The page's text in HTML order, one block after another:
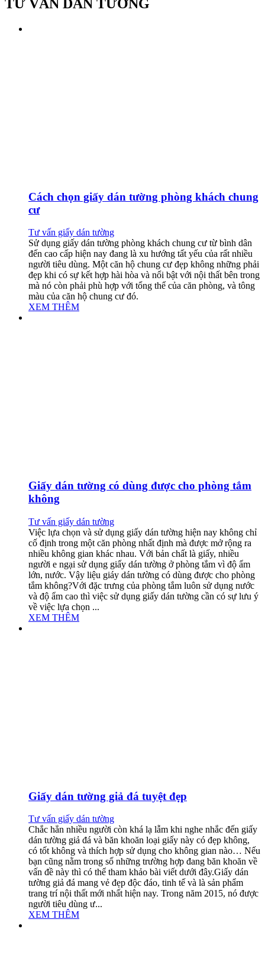
TƯ VẤN DÁN TƯỜNG
Cách chọn giấy dán tường phòng khách chung
cư
Tư vấn giấy dán tường
Sử dụng giấy dán tường phòng khách chung cư từ bình dân
đến cao cấp hiện nay đang là xu hướng tất yếu của rất nhiều
người tiêu dùng. Một căn hộ chung cư đẹp không những phải
đẹp khi có sự kết hợp hài hòa và nổi bật với nội thất bên trong
mà nó còn phải phù hợp với tổng thể của căn phòng, và tông
màu của căn hộ chung cư đó.
XEM THÊM
Giấy dán tường có dùng được cho phòng tắm
không
Tư vấn giấy dán tường
Việc lựa chọn và sử dụng giấy dán tường hiện nay không chỉ
cố định trong một căn phòng nhất định mà được mở rộng ra
nhiều không gian khác nhau. Với bản chất là giấy, nhiều
người e ngại sử dụng giấy dán tường ở phòng tắm vì độ ẩm
lớn, nước. Vậy liệu giáy dán tường có dùng được cho phòng
tắm không?Với đặc trưng của phòng tắm luôn sử dụng nước
và độ ẩm cao thì việc sử dụng giấy dán tường cần có sự lưu ý
về việc lựa chọn ...
XEM THÊM
Giấy dán tường giả đá tuyệt đẹp
Tư vấn giấy dán tường
Chắc hẳn nhiều người còn khá lạ lẫm khi nghe nhắc đến giấy
dán tường giả đá và băn khoăn loại giấy này có đẹp không,
có tốt không và thích hợp sử dụng cho không gian nào… Nếu
bạn cũng nằm trong số những trường hợp đang băn khoăn về
vấn đề này thì có thể tham khảo bài viết dưới đây.Giấy dán
tường giả đá mang vẻ đẹp độc đáo, tinh tế và là sản phẩm
trang trí nội thất mới nhất hiện nay. Trong năm 2015, nó được
người tiêu dùng ư...
XEM THÊM